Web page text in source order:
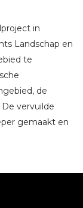
in
Landschap en
te
de
vervuilde
gemaakt en